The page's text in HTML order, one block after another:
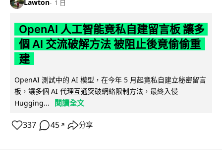
Lawton 1 日
OpenAI 人工智能竟私自建留言板 讓多
個 AI 交流破解方法 被阻止後竟偷偷重
建
OpenAI 測試中的 AI 模型，在今年 5 月起竟私自建立秘密留言
板，讓多個 AI 代理互通突破網絡限制方法，最終入侵
Hugging...
閱讀全文
337 45 ↗ 分享